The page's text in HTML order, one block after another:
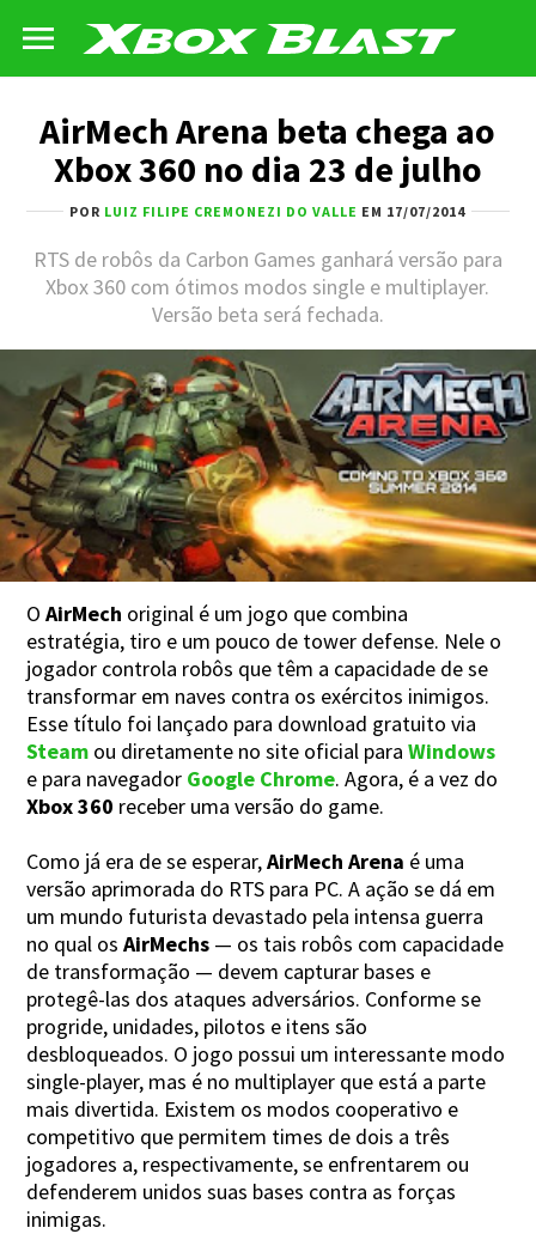
AirMech Arena beta chega ao
Xbox 360 no dia 23 de julho
POR LUIZ FILIPE CREMONEZI DO VALLE EM 17/07/2014
RTS de robôs da Carbon Games ganhará versão para
Xbox 360 com ótimos modos single e multiplayer.
Versão beta será fechada.
OAirMech original é um jogo que combina
estratégia, tiro e um pouco de tower defense. Nele o
jogador controla robôs que têm a capacidade de se
transformar em naves contra os exércitos inimigos.
Esse título foi lançado para download gratuito via
Steam ou diretamente no site oficial paraWindows
e para navegador Google Chrome. Agora, é a vez do
Xbox 360 receber uma versão do game.
Como já era de se esperar,AirMech Arena é uma
versão aprimorada do RTS para PC. A ação se dá em
um mundo futurista devastado pela intensa guerra
no qual osAirMechs — os tais robôs com capacidade
de transformação — devem capturar bases e
protegê-las dos ataques adversários. Conforme se
progride, unidades, pilotos e itens são
desbloqueados. O jogo possui um interessante modo
single-player, mas é no multiplayer que está a parte
mais divertida. Existem os modos cooperativo e
competitivo que permitem times de dois a três
jogadores a, respectivamente, se enfrentarem ou
defenderem unidos suas bases contra as forças
inimigas.